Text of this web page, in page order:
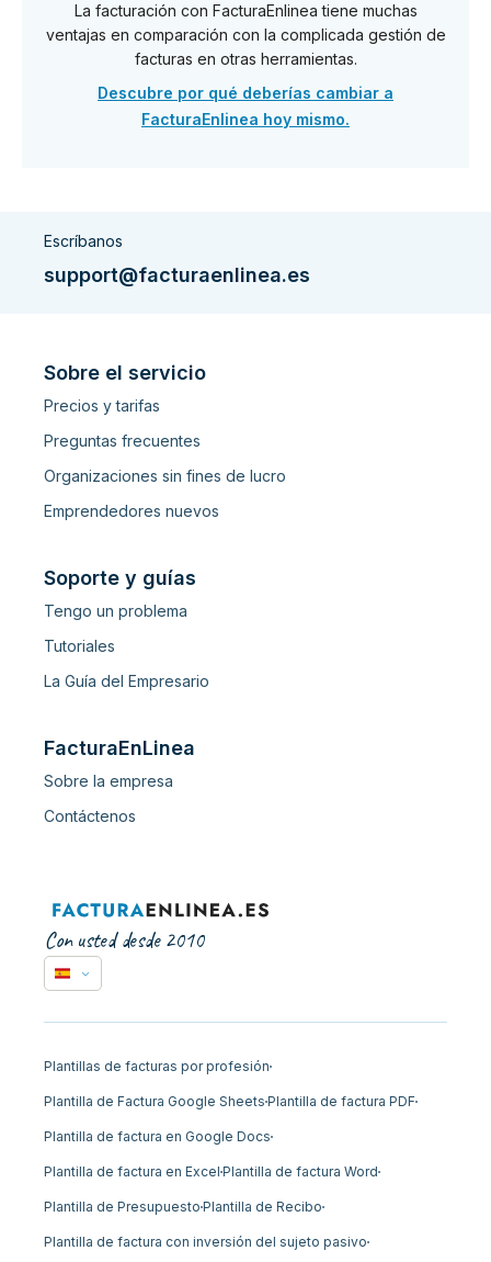
La facturación con FacturaEnlinea tiene muchas
ventajas en comparación con la complicada gestión de
facturas en otras herramientas.
Descubre por qué deberías cambiar a
FacturaEnlinea hoy mismo.
Escríbanos
support@facturaenlinea.es
Sobre el servicio
Precios y tarifas
Preguntas frecuentes
Organizaciones sin fines de lucro
Emprendedores nuevos
Soporte y guías
Tengo un problema
Tutoriales
La Guía del Empresario
FacturaEnLinea
Sobre la empresa
Contáctenos
Con usted desde 2010
Plantillas de facturas por profesión
Plantilla de Factura Google SheetsPlantilla de factura PDF
Plantilla de factura en Google Docs
Plantilla de factura en ExcelPlantilla de factura Word
Plantilla de PresupuestoPlantilla de Recibo
Plantilla de factura con inversión del sujeto pasivo